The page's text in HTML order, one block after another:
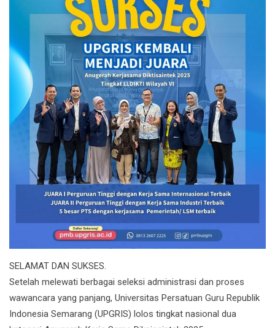
SELAMAT DAN SUKSES.
Setelah melewati berbagai seleksi administrasi dan proses
wawancara yang panjang, Universitas Persatuan Guru Republik
Indonesia Semarang (UPGRIS) lolos tingkat nasional dua